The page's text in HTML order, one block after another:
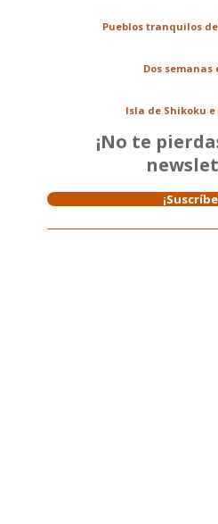
Pueblos tranquilos
Dos semanas
Isla de Shikoku
¡No te